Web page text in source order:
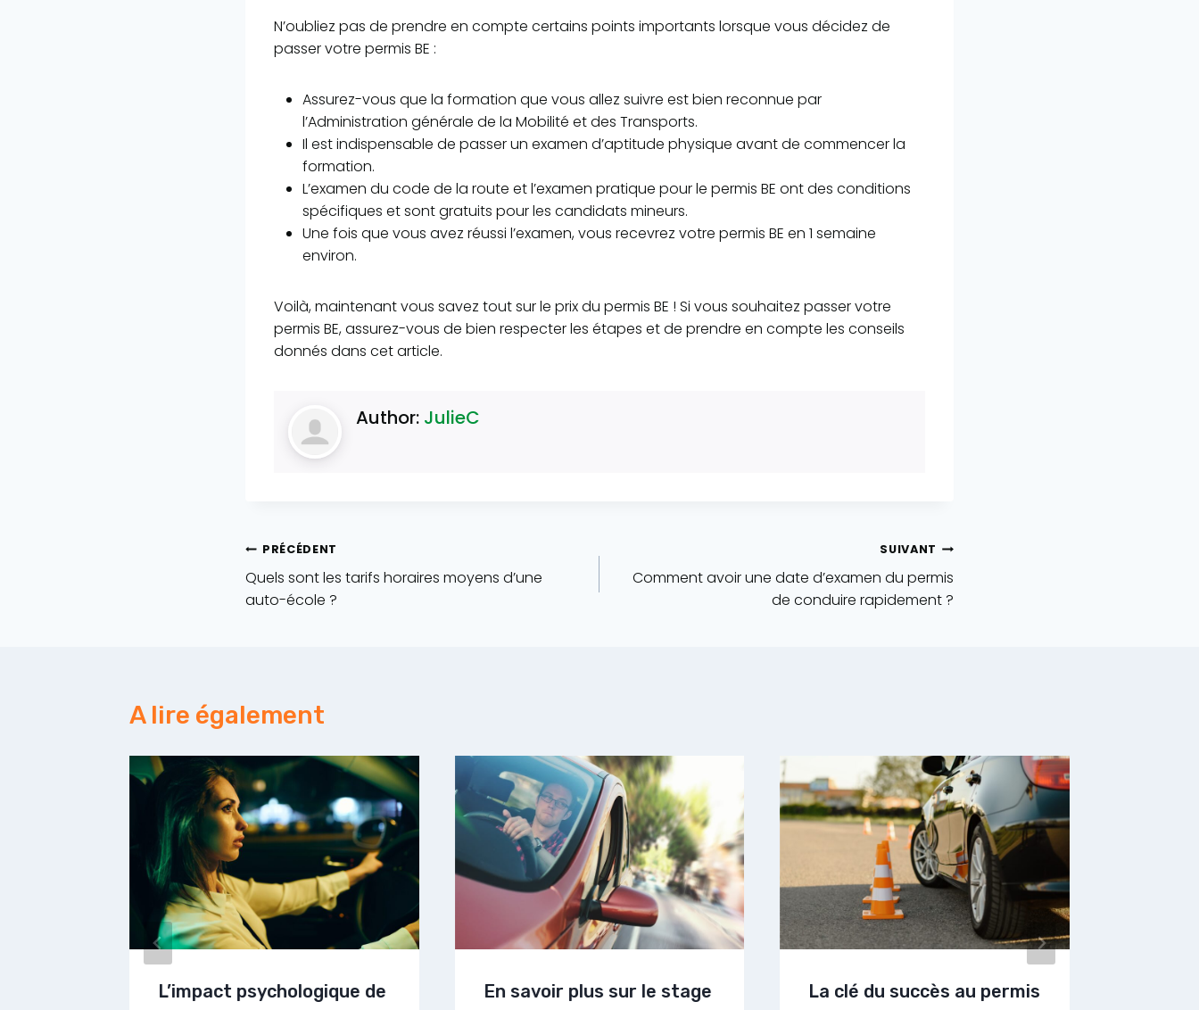
N’oubliez pas de prendre en compte certains points importants lorsque vous décidez de
passer votre permis BE :
Assurez-vous que la formation que vous allez suivre est bien reconnue par
l’Administration générale de la Mobilité et des Transports.
Il est indispensable de passer un examen d’aptitude physique avant de commencer la
formation.
L’examen du code de la route et l’examen pratique pour le permis BE ont des conditions
spécifiques et sont gratuits pour les candidats mineurs.
Une fois que vous avez réussi l’examen, vous recevrez votre permis BE en 1 semaine
environ.
Voilà, maintenant vous savez tout sur le prix du permis BE ! Si vous souhaitez passer votre
permis BE, assurez-vous de bien respecter les étapes et de prendre en compte les conseils
donnés dans cet article.
Author: JulieC
Navigation
de
PRÉCÉDENT
Quels sont les tarifs horaires moyens d’une
auto-école ?
SUIVANT
Comment avoir une date d’examen du permis
de conduire rapidement ?
A lire également
L’impact psychologique de
En savoir plus sur le stage
La clé du succès au permis